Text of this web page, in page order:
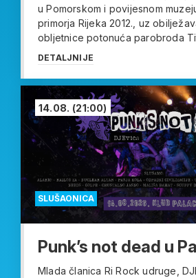
u Pomorskom i povijesnom
primorja Rijeka 2012., uz
obljetnice potonuća parobroda
DETALJNIJE
SLUŠAONICA
14.08. (21:00)
Punk’s not dead u
Mlada članica Ri Rock udruge,